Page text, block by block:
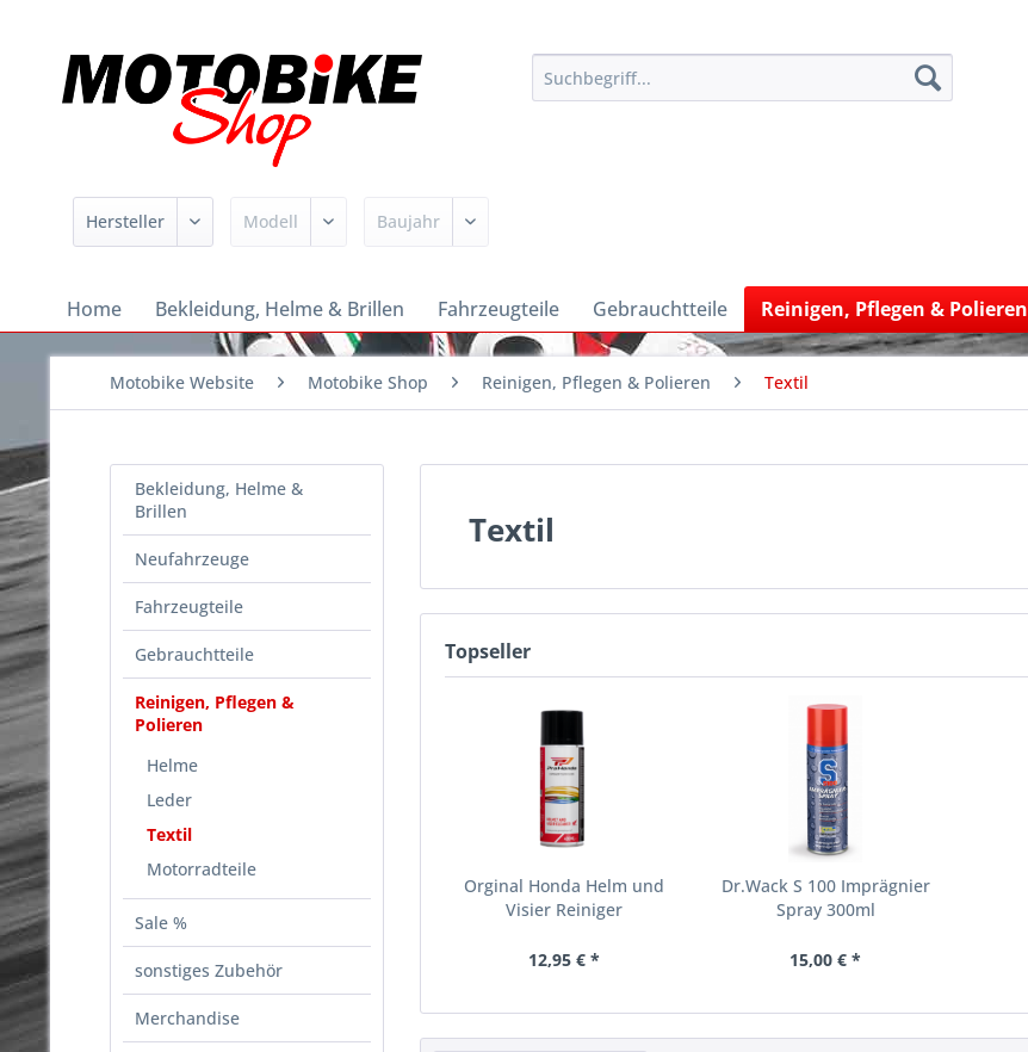
Home Bekleidung, Helme & Brillen Fahrzeugteile Gebrauchtteile Reinigen, Pflegen & Polieren
Motobike Website Motobike Shop Reinigen, Pflegen & Polieren Textil
Bekleidung, Helme &
Brillen
Neufahrzeuge
Fahrzeugteile
Gebrauchtteile
Reinigen, Pflegen &
Polieren
Helme
Leder
Textil
Motorradteile
Sale %
sonstiges Zubehör
Merchandise
Textil
Topseller
Orginal Honda Helm und
Visier Reiniger
12,95 € *
Dr.Wack S 100 Imprägnier
Spray 300ml
15,00 € *